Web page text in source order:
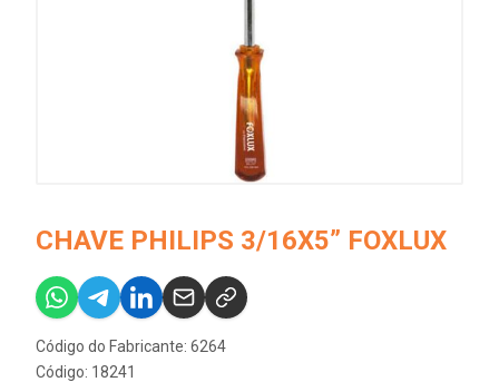
CHAVE PHILIPS 3/16X5” FOXLUX
Código do Fabricante: 6264
Código: 18241